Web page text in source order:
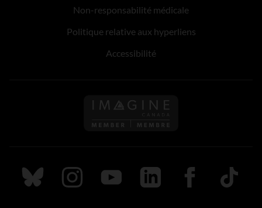
Non-responsabilité médicale
Politique relative aux hyperliens
Accessibilité
Suivez nous sur Bluesky
Suivez nous sur Instagram
Suivez nous sur Youtube
Suivez nous sur LinkedIn
Suivez nous sur
TikTok